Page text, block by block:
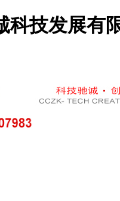
科技发展有